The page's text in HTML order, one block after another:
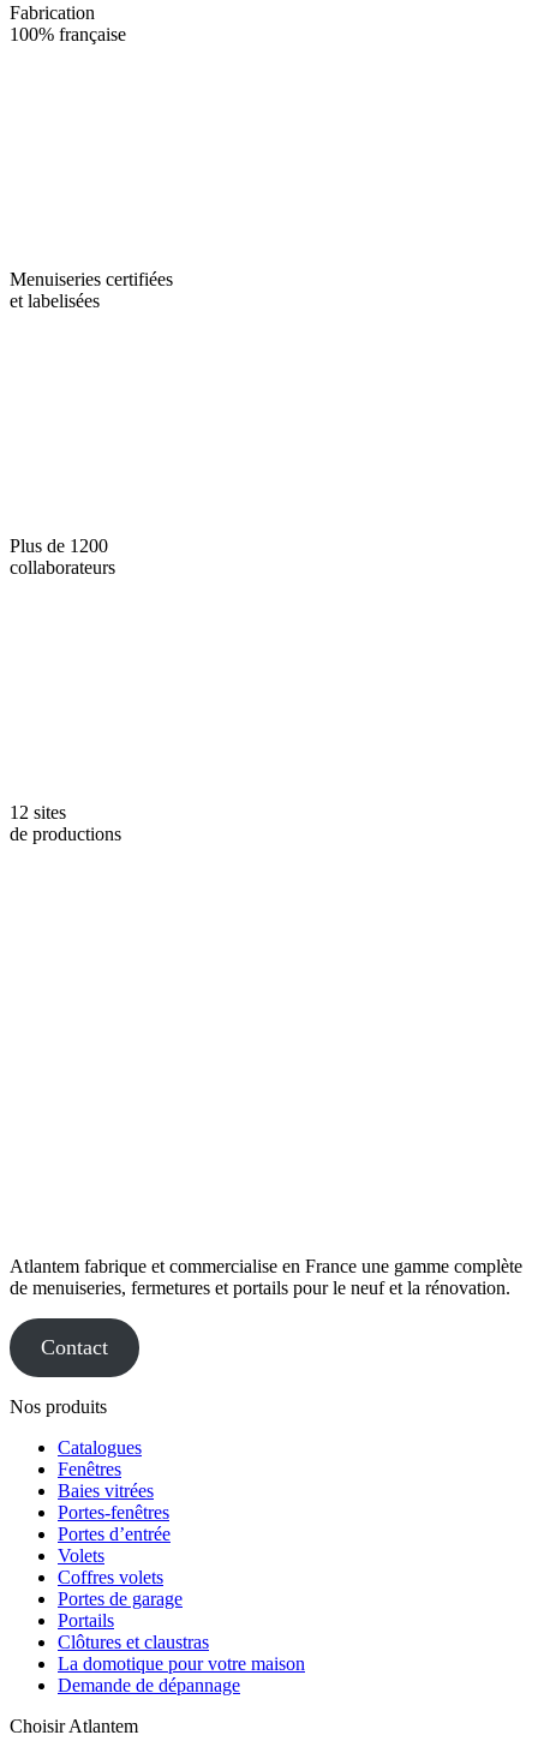
Fabrication
100% française
Menuiseries certifiées
et labelisées
Plus de 1200
collaborateurs
12 sites
de productions
Atlantem fabrique et commercialise en France une gamme complète
de menuiseries, fermetures et portails pour le neuf et la rénovation.
Contact
Nos produits
Catalogues
Fenêtres
Baies vitrées
Portes-fenêtres
Portes d’entrée
Volets
Coffres volets
Portes de garage
Portails
Clôtures et claustras
La domotique pour votre maison
Demande de dépannage
Choisir Atlantem